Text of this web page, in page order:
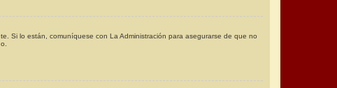
Si lo están, comuníquese con La Administración para asegurarse de que no